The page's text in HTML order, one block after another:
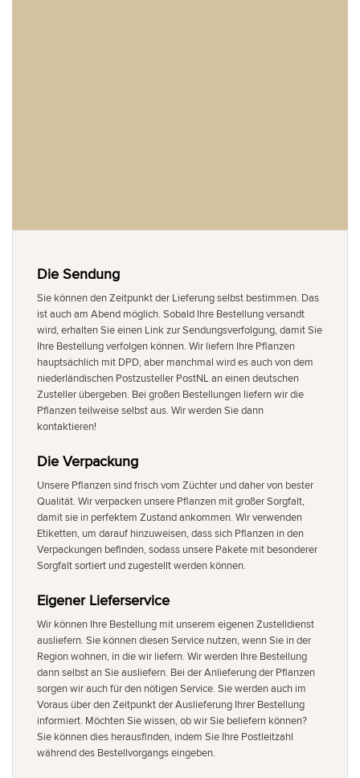
Die Sendung
Sie können den Zeitpunkt der Lieferung selbst bestimmen. Das
ist auch am Abend möglich. Sobald Ihre Bestellung versandt
wird, erhalten Sie einen Link zur Sendungsverfolgung, damit Sie
Ihre Bestellung verfolgen können. Wir liefern Ihre Pflanzen
hauptsächlich mit DPD, aber manchmal wird es auch von dem
niederländischen Postzusteller PostNL an einen deutschen
Zusteller übergeben. Bei großen Bestellungen liefern wir die
Pflanzen teilweise selbst aus. Wir werden Sie dann
kontaktieren!
Die Verpackung
Unsere Pflanzen sind frisch vom Züchter und daher von bester
Qualität. Wir verpacken unsere Pflanzen mit großer Sorgfalt,
damit sie in perfektem Zustand ankommen. Wir verwenden
Etiketten, um darauf hinzuweisen, dass sich Pflanzen in den
Verpackungen befinden, sodass unsere Pakete mit besonderer
Sorgfalt sortiert und zugestellt werden können.
Eigener Lieferservice
Wir können Ihre Bestellung mit unserem eigenen Zustelldienst
ausliefern. Sie können diesen Service nutzen, wenn Sie in der
Region wohnen, in die wir liefern. Wir werden Ihre Bestellung
dann selbst an Sie ausliefern. Bei der Anlieferung der Pflanzen
sorgen wir auch für den nötigen Service. Sie werden auch im
Voraus über den Zeitpunkt der Auslieferung Ihrer Bestellung
informiert. Möchten Sie wissen, ob wir Sie beliefern können?
Sie können dies herausfinden, indem Sie Ihre Postleitzahl
während des Bestellvorgangs eingeben.